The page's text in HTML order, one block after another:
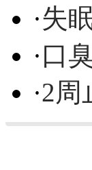
·失
·口
·2周